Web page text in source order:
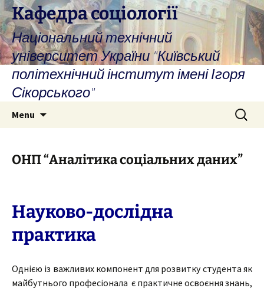
Skip
to
content
Кафедра соціології
Національний технічний
університет України "Київський
політехнічний інститут імені Ігоря
Сікорського"
Menu
Search
for:
ОНП “Аналітика соціальних даних”
Науково-дослідна
практика
Однією із важливих компонент для розвитку студента як
майбутнього професіонала є практичне освоєння знань,